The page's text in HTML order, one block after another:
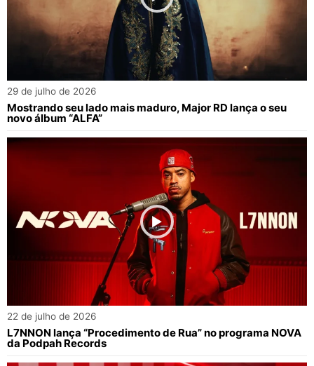
29 de julho de 2026
Mostrando seu lado mais maduro, Major RD lança o seu
novo álbum “ALFA”
22 de julho de 2026
L7NNON lança “Procedimento de Rua” no programa NOVA
da Podpah Records